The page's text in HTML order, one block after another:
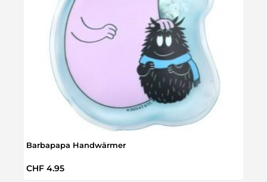
Barbapapa Handwärmer
Regulärer Preis:
CHF 4.95